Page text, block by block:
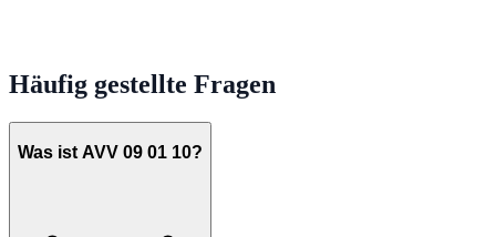
Häufig gestellte Fragen
Was ist AVV 09 01 10?